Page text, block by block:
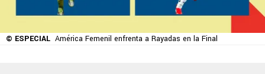
© ESPECIAL América Femenil enfrenta a Rayadas en la Final